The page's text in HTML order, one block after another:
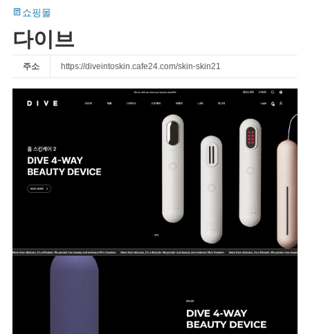
쇼핑몰
다이브
주소 https://diveintoskin.cafe24.com/skin-skin21